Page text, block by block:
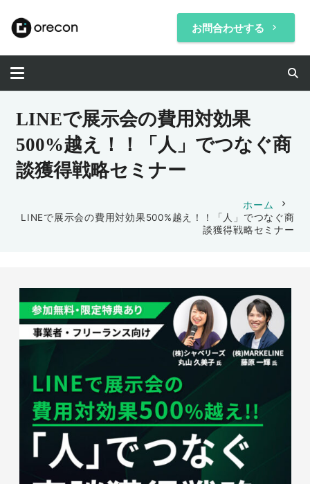
お問合わせする keyboard_arrow_right
LINEで展示会の費用対効果
500%越え！！「人」でつなぐ商
談獲得戦略セミナー
ホーム chevron_right
LINEで展示会の費用対効果500%越え！！「人」でつなぐ商
談獲得戦略セミナー